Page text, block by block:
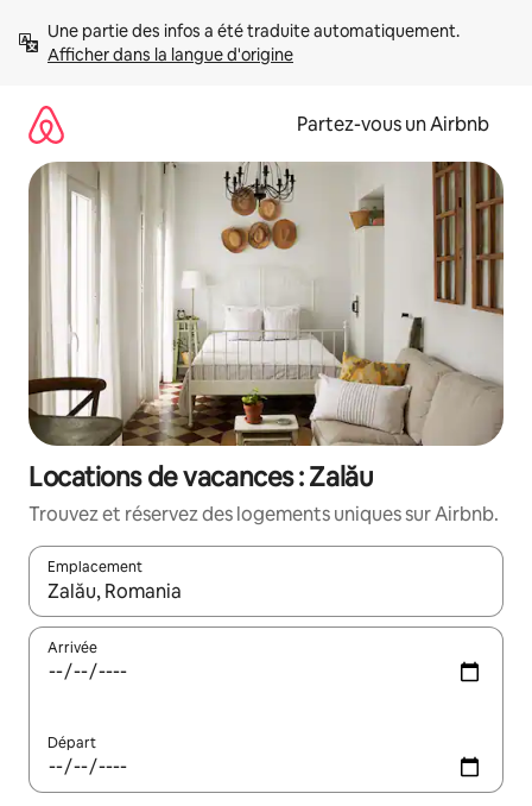
directement
Afficher dans la langue d'origine
Partez-vous un Airbnb
Locations de vacances : Zalău
Trouvez et réservez des logements uniques sur Airbnb.
Emplacement
Quand les résultats sont affichés, parcourez-les en utilisant
Arrivée
Départ